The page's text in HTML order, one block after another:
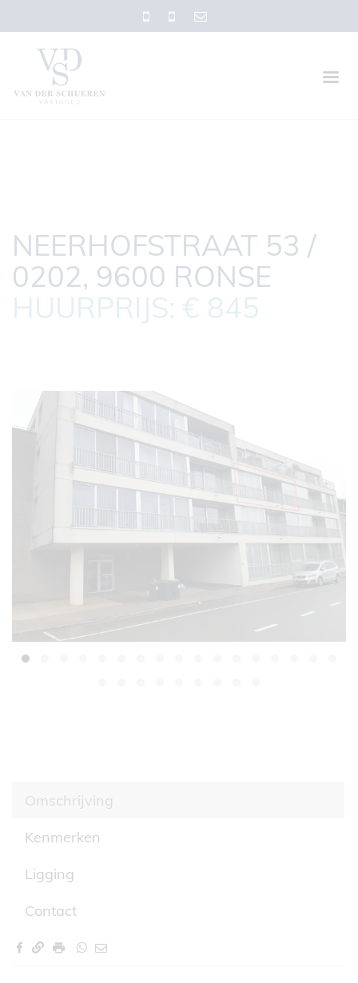
NEERHOFSTRAAT 53 /
0202, 9600 RONSE
HUURPRIJS: € 845
Omschrijving
Kenmerken
Ligging
Contact